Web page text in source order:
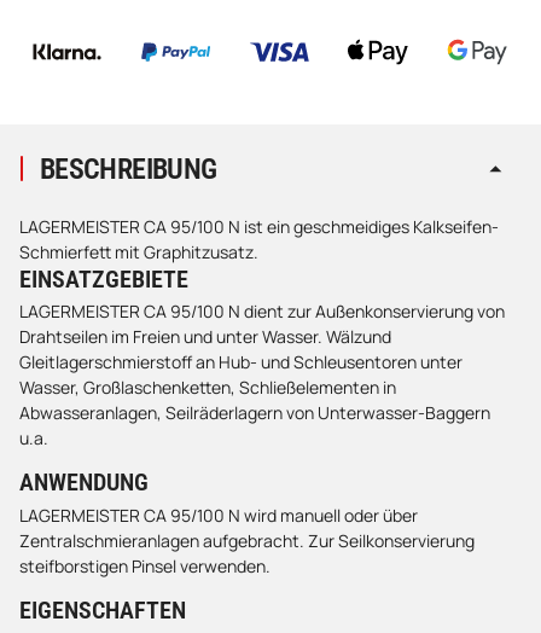
BESCHREIBUNG
LAGERMEISTER CA 95/100 N ist ein geschmeidiges Kalkseifen-
Schmierfett mit Graphitzusatz.
EINSATZGEBIETE
LAGERMEISTER CA 95/100 N dient zur Außenkonservierung von
Drahtseilen im Freien und unter Wasser. Wälzund
Gleitlagerschmierstoff an Hub- und Schleusentoren unter
Wasser, Großlaschenketten, Schließelementen in
Abwasseranlagen, Seilräderlagern von Unterwasser-Baggern
u.a.
ANWENDUNG
LAGERMEISTER CA 95/100 N wird manuell oder über
Zentralschmieranlagen aufgebracht. Zur Seilkonservierung
steifborstigen Pinsel verwenden.
EIGENSCHAFTEN